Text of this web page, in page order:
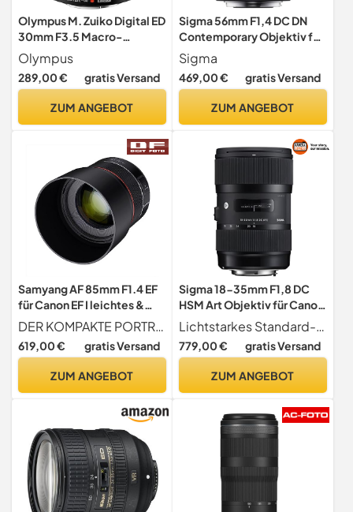
Olympus M. Zuiko Digital ED
30mm F3.5 Macro-
Objektiv, geeignet für alle
MFT-Kameras (Olympus
OM-D & PEN Modelle,
schwarz
Olympus
289,00 € gratis Versand
ZUM ANGEBOT
Sigma 56mm F1,4 DC DN
Contemporary Objektiv für
Micro Four Thirds
Objektivbajonett
Sigma
469,00 € gratis Versand
ZUM ANGEBOT
Samyang AF 85mm F1.4 EF
für Canon EF I leichtes &
kompaktes Tele-Objektiv
für Portrait-Aufnahmen,mit
schnellem DSLM Autofokus
Vollformat & APS-C Canon
DER KOMPAKTE PORTRAIT-PROFI Die besonders große Offenblende F1.4 macht das hochwertige 85mm EF Mount Objektiv außergewöhnlich lichtstark. 9 abgerundete Blendenlamellen sorgen für ein besonders harmonisches Bokeh & 18-strahlige Sonnensterne. Bildwinkel 28
619,00 € gratis Versand
ZUM ANGEBOT
Sigma 18-35mm F1,8 DC
HSM Art Objektiv für Canon
EF Objektivbajonett
Lichtstarkes Standard-Zoom-Objektiv
779,00 € gratis Versand
ZUM ANGEBOT